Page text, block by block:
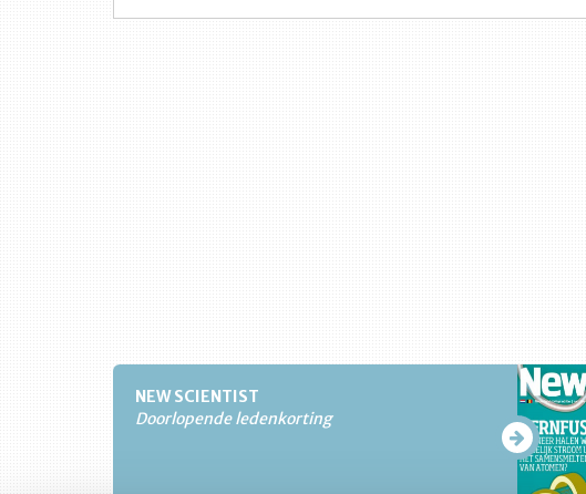
NEW SCIENTIST
Doorlopende ledenkorting